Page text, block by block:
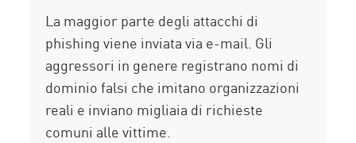
La maggior parte degli attacchi di
phishing viene inviata via e-mail. Gli
aggressori in genere registrano nomi di
dominio falsi che imitano organizzazioni
reali e inviano migliaia di richieste
comuni alle vittime.